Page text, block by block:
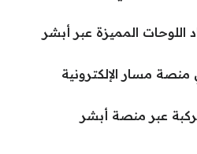
المميزة عبر أبشر
مسار الإلكترونية
عبر منصة أبشر